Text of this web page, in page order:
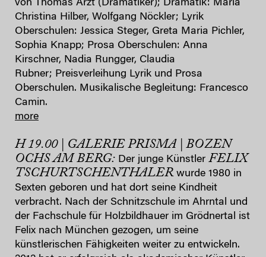
von Thomas Arzt (Dramatiker); Dramatik: Maria
Christina Hilber, Wolfgang Nöckler; Lyrik
Oberschulen: Jessica Steger, Greta Maria Pichler,
Sophia Knapp; Prosa Oberschulen: Anna
Kirschner, Nadia Rungger, Claudia
Rubner; Preisverleihung Lyrik und Prosa
Oberschulen. Musikalische Begleitung: Francesco
Camin.
more
H 19.00 | GALERIE PRISMA | BOZEN
OCHS AM BERG: Der junge Künstler FELIX
TSCHURTSCHENTHALERwurde 1980 in
Sexten geboren und hat dort seine Kindheit
verbracht. Nach der Schnitzschule im Ahrntal und
der Fachschule für Holzbildhauer im Grödnertal ist
Felix nach München gezogen, um seine
künstlerischen Fähigkeiten weiter zu entwickeln.